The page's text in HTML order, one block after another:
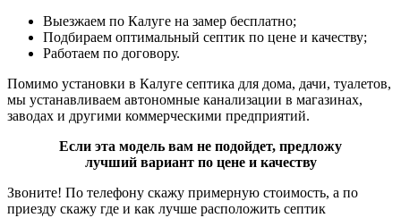
Выезжаем по Калуге на замер бесплатно;
Подбираем оптимальный септик по цене и качеству;
Работаем по договору.
Помимо установки в Калуге септика для дома, дачи, туалетов,
мы устанавливаем автономные канализации в магазинах,
заводах и другими коммерческими предприятий.
Если эта модель вам не подойдет, предложу
лучший вариант по цене и качеству
Звоните! По телефону скажу примерную стоимость, а по
приезду скажу где и как лучше расположить септик